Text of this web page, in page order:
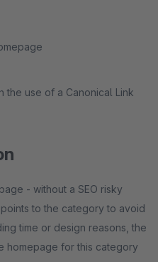
the use of a Canonical Link
- without a SEO risky
to the category to avoid
time or design reasons, the
homepage for this category